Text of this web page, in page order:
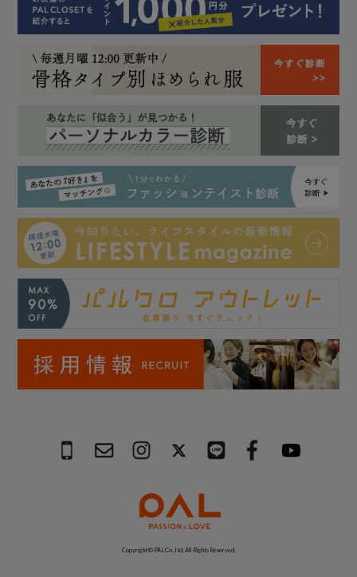
Copyright © PAL Co.,ltd. All Rights Reserved.